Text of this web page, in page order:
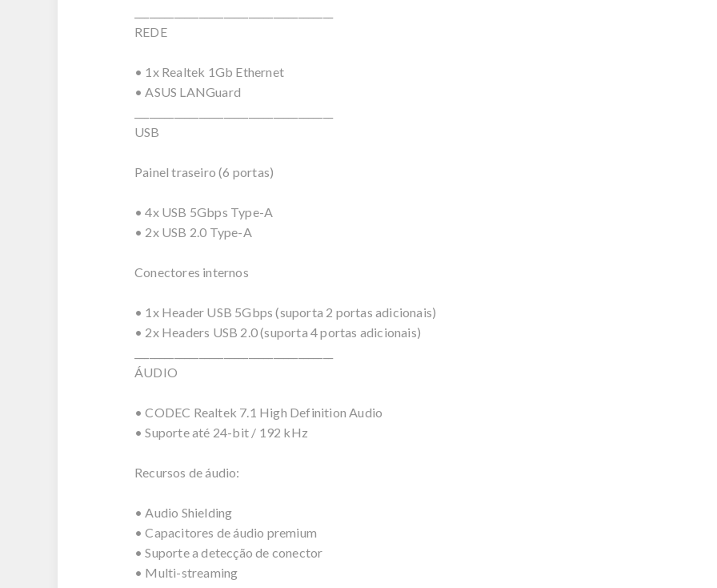
REDE
• 1x Realtek 1Gb Ethernet
• ASUS LANGuard
USB
Painel traseiro (6 portas)
• 4x USB 5Gbps Type-A
• 2x USB 2.0 Type-A
Conectores internos
• 1x Header USB 5Gbps (suporta 2 portas adicionais)
• 2x Headers USB 2.0 (suporta 4 portas adicionais)
ÁUDIO
• CODEC Realtek 7.1 High Definition Audio
• Suporte até 24-bit / 192 kHz
Recursos de áudio:
• Audio Shielding
• Capacitores de áudio premium
• Suporte a detecção de conector
• Multi-streaming